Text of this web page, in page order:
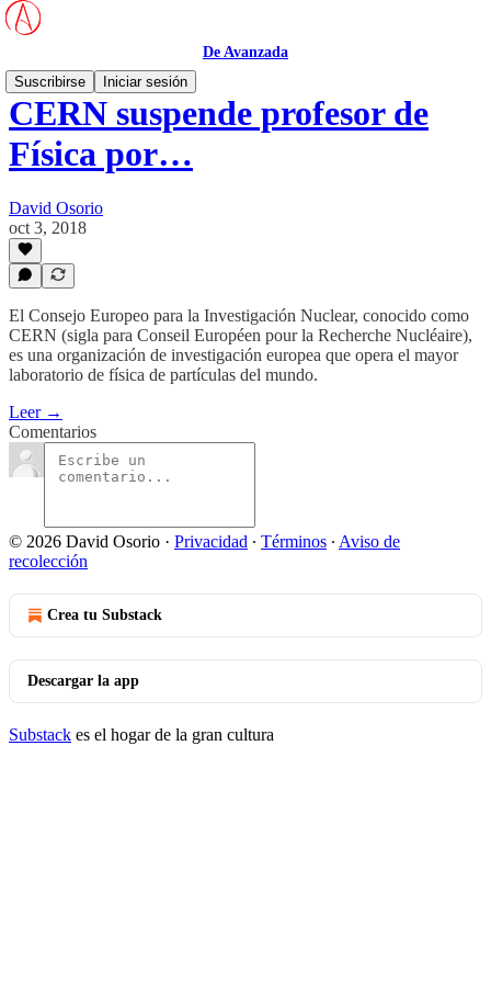
De Avanzada
Suscribirse
Iniciar sesión
CERN suspende profesor de
Física por…
David Osorio
oct 3, 2018
El Consejo Europeo para la Investigación Nuclear, conocido como
CERN (sigla para Conseil Européen pour la Recherche Nucléaire),
es una organización de investigación europea que opera el mayor
laboratorio de física de partículas del mundo.
Leer →
Comentarios
© 2026 David Osorio · Privacidad ∙ Términos ∙ Aviso de
recolección
Crea tu Substack
Descargar la app
Substack es el hogar de la gran cultura